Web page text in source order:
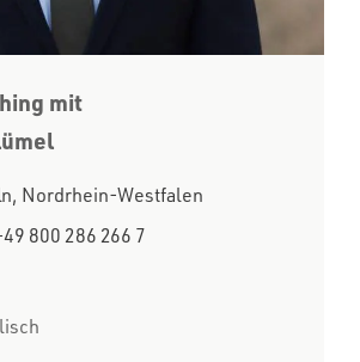
mit
Nordrhein-Westfalen
800 286 266 7